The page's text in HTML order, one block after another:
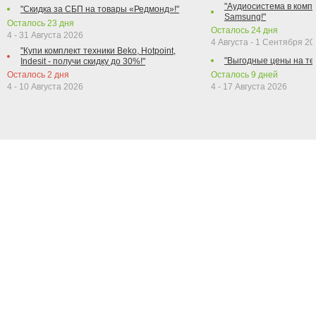
"Скидка за СБП на товары «Редмонд»!"
Осталось 23 дня
4 - 31 Августа 2026
"Купи комплект техники Beko, Hotpoint,
Indesit - получи скидку до 30%!"
Осталось 2 дня
4 - 10 Августа 2026
"Аудиосистема в
Samsung!"
Осталось 24 дня
4 Августа - 1 Сентября
"Выгодные цены на
Осталось 9 дней
4 - 17 Августа 2026